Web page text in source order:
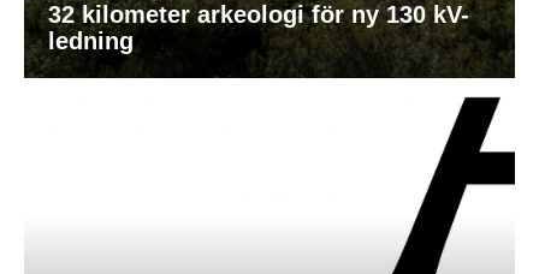
32 kilometer arkeologi för ny 130 kV-
ledning